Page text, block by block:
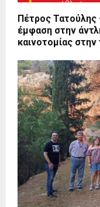
Πέτρος
έμφαση στην
καινοτομίας στην